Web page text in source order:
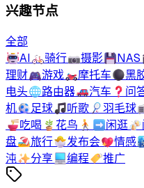
兴趣节点
全部
🤖AI🚲骑行📷摄影💾NAS
理财🎮游戏🏍️摩托车⚫黑
电头🌐路由器🚗汽车 ❓ 问
机⚽足球🎵听歌 🏸羽毛球
🍜吃喝 🪴 花鸟 🚶‍➡️闲逛🍻
盘🏖️旅行🐣发布会💖情感
沌✨分享💻编程🏷️推广